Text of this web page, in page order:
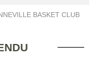
BASKET CLUB